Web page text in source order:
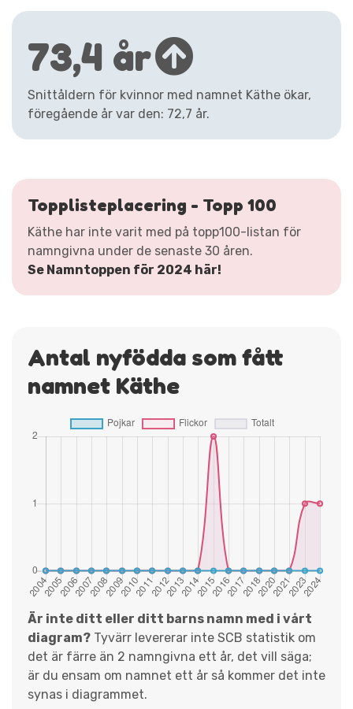
73,4 år
Snittåldern för kvinnor med namnet Käthe ökar,
föregående år var den: 72,7 år.
Topplisteplacering - Topp 100
Käthe har inte varit med på topp100-listan för
namngivna under de senaste 30 åren.
Se Namntoppen för 2024 här!
Antal nyfödda som fått
namnet Käthe
Är inte ditt eller ditt barns namn med i vårt
diagram? Tyvärr levererar inte SCB statistik om
det är färre än 2 namngivna ett år, det vill säga;
är du ensam om namnet ett år så kommer det inte
synas i diagrammet.